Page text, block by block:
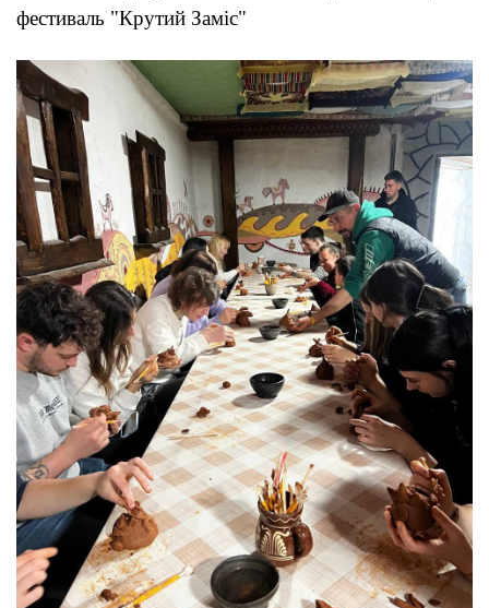
фестиваль "Крутий Заміс"